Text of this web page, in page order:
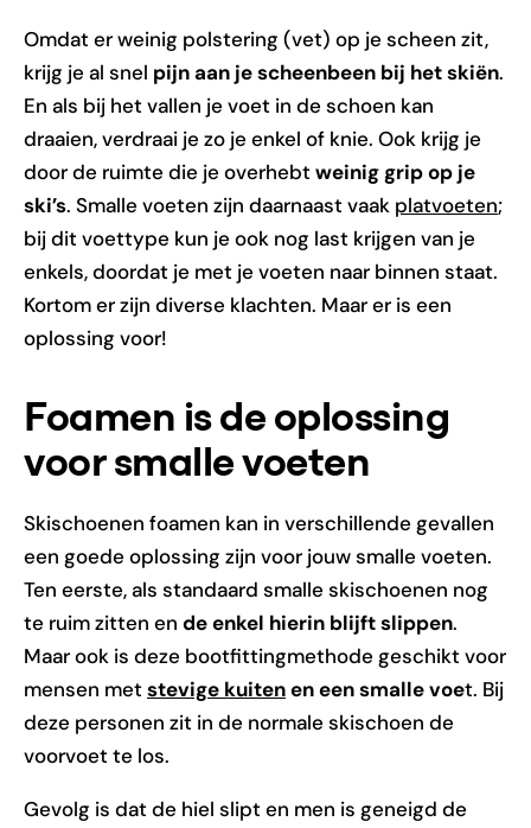
Omdat er weinig polstering (vet) op je scheen zit,
krijg je al snel pijn aan je scheenbeen bij het skiën.
En als bij het vallen je voet in de schoen kan
draaien, verdraai je zo je enkel of knie. Ook krijg je
door de ruimte die je overhebtweinig grip op je
ski’s. Smalle voeten zijn daarnaast vaak platvoeten;
bij dit voettype kun je ook nog last krijgen van je
enkels, doordat je met je voeten naar binnen staat.
Kortom er zijn diverse klachten. Maar er is een
oplossing voor!
Foamen is de oplossing
voor smalle voeten
Skischoenen foamen kan in verschillende gevallen
een goede oplossing zijn voor jouw smalle voeten.
Ten eerste, als standaard smalle skischoenen nog
te ruim zitten en de enkel hierin blijft slippen.
Maar ook is deze bootfittingmethode geschikt voor
mensen metstevige kuitenen een smalle voet. Bij
deze personen zit in de normale skischoen de
voorvoet te los.
Gevolg is dat de hiel slipt en men is geneigd de